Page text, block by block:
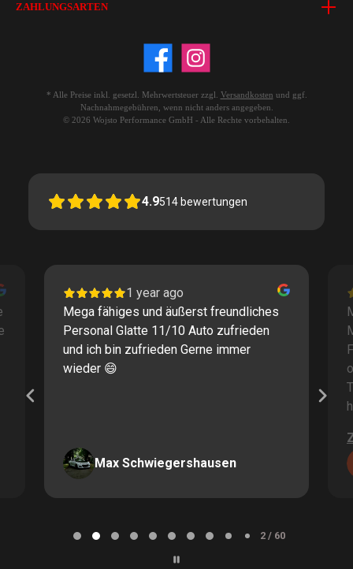
ZAHLUNGSARTEN
* Alle Preise inkl. gesetzl. Mehrwertsteuer zzgl. Versandkosten und ggf.
Nachnahmegebühren, wenn nicht anders angegeben.
© 2026 Wojsto Performance GmbH - Alle Rechte vorbehalten.
4.9514 bewertungen
1 year ago
Mega fähiges und äußerst freundliches
Personal Glatte 11/10 Auto zufrieden
und ich bin zufrieden Gerne immer
wieder 😄
Max Schwiegershausen
2 / 60